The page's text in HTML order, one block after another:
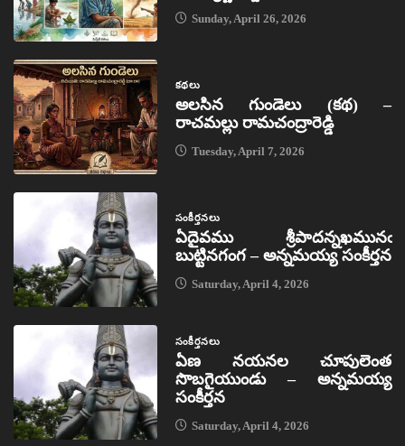
Sunday, April 26, 2026
కథలు
అలసిన గుండెలు (కథ) –
రాచమల్లు రామచంద్రారెడ్డి
Tuesday, April 7, 2026
సంకీర్తనలు
ఏదైవము శ్రీపాదన్నఖమునఁ
బుట్టినగంగ – అన్నమయ్య సంకీర్తన
Saturday, April 4, 2026
సంకీర్తనలు
ఏణ నయనల చూపులెంత
సొబగైయుండు – అన్నమయ్య
సంకీర్తన
Saturday, April 4, 2026